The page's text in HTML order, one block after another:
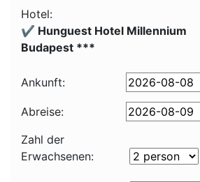
Hotel:
✔️ Hunguest Hotel Millennium
Budapest ***
Ankunft:
Abreise:
Zahl der
Erwachsenen: